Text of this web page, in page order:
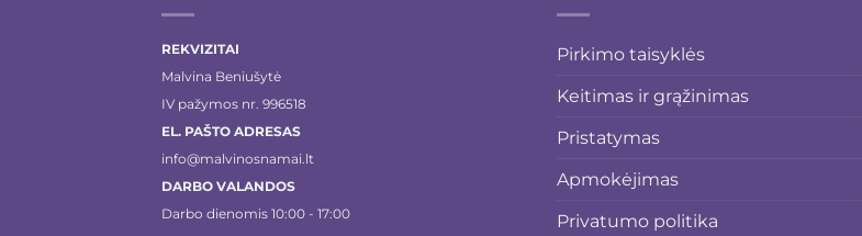
REKVIZITAI
Malvina Beniušytė
IV pažymos nr. 996518
EL. PAŠTO ADRESAS
info@malvinosnamai.lt
DARBO VALANDOS
Darbo dienomis 10:00 - 17:00
Pirkimo taisyklės
Keitimas ir grąžinimas
Pristatymas
Apmokėjimas
Privatumo politika